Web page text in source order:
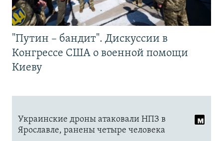
"Путин – бандит". Дискуссии в
Конгрессе США о военной помощи
Киеву